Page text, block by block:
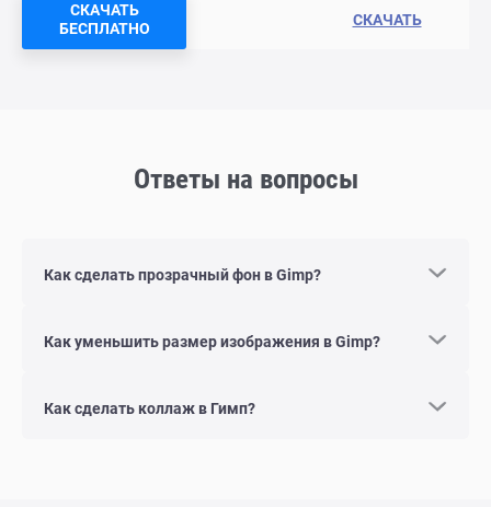
СКАЧАТЬ
БЕСПЛАТНО
СКАЧАТЬ
Ответы на вопросы
Как сделать прозрачный фон в Gimp?
Как уменьшить размер изображения в Gimp?
Как сделать коллаж в Гимп?